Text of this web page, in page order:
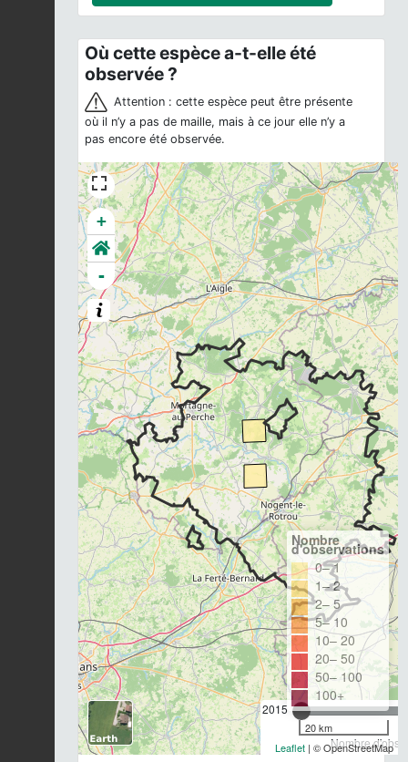
Où cette espèce a-t-elle été
observée ?
Attention : cette espèce peut être présente
où il n’y a pas de maille, mais à ce jour elle n’y a
pas encore été observée.
+
-
2015
Nombre
Nombre
d'observations
0– 1
1– 2
2– 5
5– 10
10– 20
20– 50
50– 100
100+
20 km
Leaflet | © OpenStreetMap